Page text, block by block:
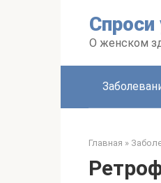
Спроси
О женском
Главная »